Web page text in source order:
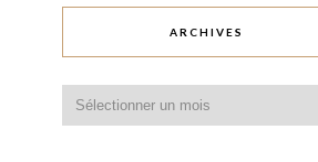
ARCHIVES